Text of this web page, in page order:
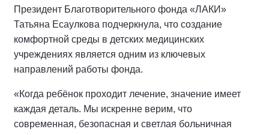
Президент Благотворительного фонда «ЛАКИ»
Татьяна Есаулкова подчеркнула, что создание
комфортной среды в детских медицинских
учреждениях является одним из ключевых
направлений работы фонда.
«Когда ребёнок проходит лечение, значение имеет
каждая деталь. Мы искренне верим, что
современная, безопасная и светлая больничная